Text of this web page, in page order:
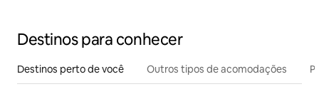
Destinos para conhecer
Destinos perto de você Outros tipos de acomodações